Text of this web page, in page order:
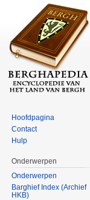
Hoofdpagina
Contact
Hulp
Onderwerpen
Onderwerpen
Barghief Index (Archief
HKB)